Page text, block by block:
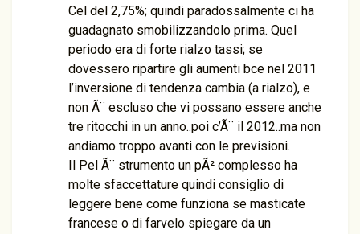
Cel del 2,75%; quindi paradossalmente ci ha
guadagnato smobilizzandolo prima. Quel
periodo era di forte rialzo tassi; se
dovessero ripartire gli aumenti bce nel 2011
l’inversione di tendenza cambia (a rialzo), e
non Ã¨ escluso che vi possano essere anche
tre ritocchi in un anno..poi c’Ã¨ il 2012..ma non
andiamo troppo avanti con le previsioni.
Il Pel Ã¨ strumento un pÃ² complesso ha
molte sfaccettature quindi consiglio di
leggere bene come funziona se masticate
francese o di farvelo spiegare da un